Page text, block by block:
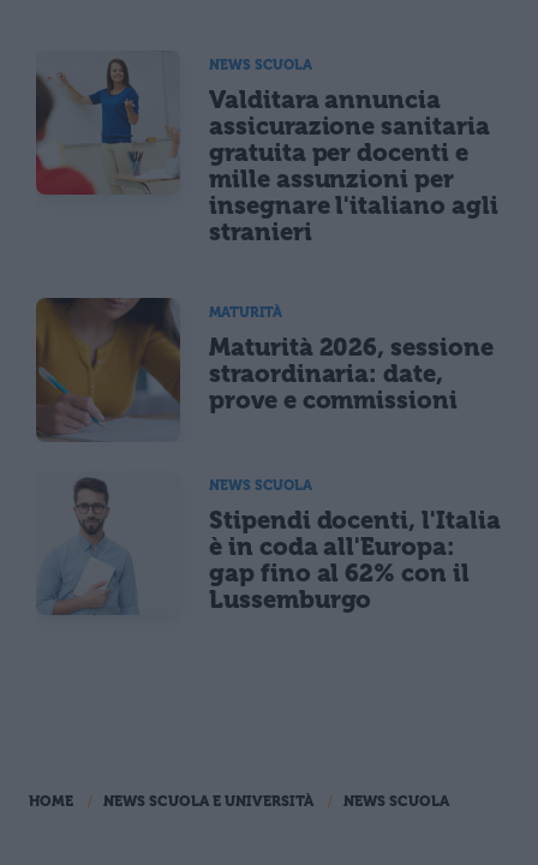
NEWS SCUOLA
Valditara annuncia
assicurazione sanitaria
gratuita per docenti e
mille assunzioni per
insegnare l'italiano agli
stranieri
MATURITÀ
Maturità 2026, sessione
straordinaria: date,
prove e commissioni
NEWS SCUOLA
Stipendi docenti, l'Italia
è in coda all'Europa:
gap fino al 62% con il
Lussemburgo
HOME NEWS SCUOLA E UNIVERSITÀ NEWS SCUOLA